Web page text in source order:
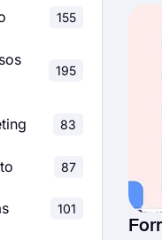
28
32
23
155
195
83
87
101